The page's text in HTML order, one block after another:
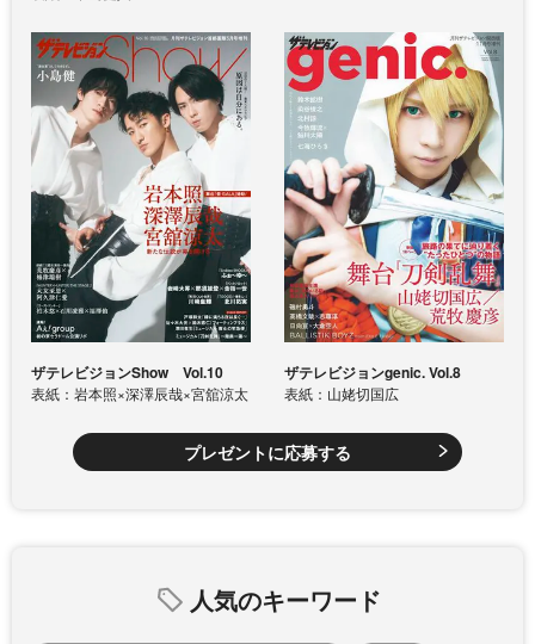
ザテレビジョンShow Vol.10
表紙：岩本照×深澤辰哉×宮舘涼太
ザテレビジョンgenic. Vol.8
表紙：山姥切国広
プレゼントに応募する
人気のキーワード